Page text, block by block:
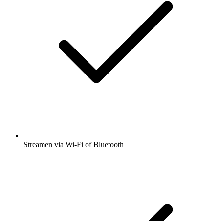
Streamen via Wi-Fi of Bluetooth